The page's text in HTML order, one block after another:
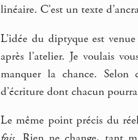
linéaire. C’est un texte
L’idée du diptyque est
après l’atelier. Je voulais
manquer la chance. Selon
d’écriture dont chacun pourra
Le même point précis du